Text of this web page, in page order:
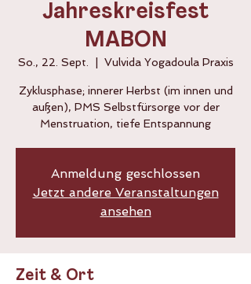
Jahreskreisfest
MABON
So., 22. Sept. Vulvida Yogadoula Praxis
Zyklusphase; innerer Herbst (im innen und
außen), PMS Selbstfürsorge vor der
Menstruation, tiefe Entspannung
Anmeldung geschlossen
Jetzt andere Veranstaltungen
ansehen
Zeit & Ort